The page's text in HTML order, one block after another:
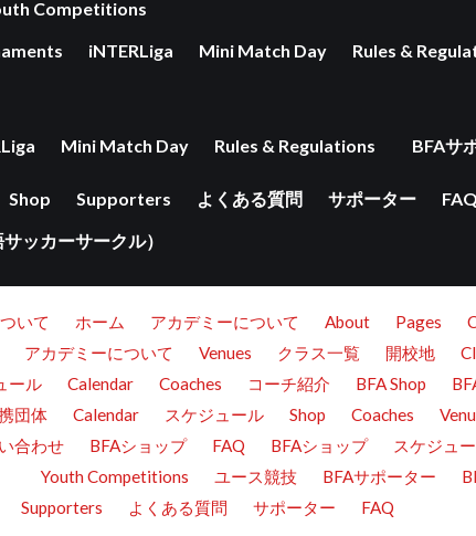
Competitions
iNTERLiga Mini Match Day Rules &
Mini Match Day Rules & Regulations BFAサ
Shop Supporters よくある質問 サポーター
FAQ
ッカーサークル）
いて ホーム アカデミーについて About Pages
アカデミーについて Venues クラス一覧 開校地
ール Calendar Coaches コーチ紹介 BFA Shop
団体 Calendar スケジュール Shop Coaches
合わせ BFAショップ FAQ BFAショップ スケジュ
Youth Competitions ユース競技 BFAサポーター
Supporters よくある質問 サポーター FAQ